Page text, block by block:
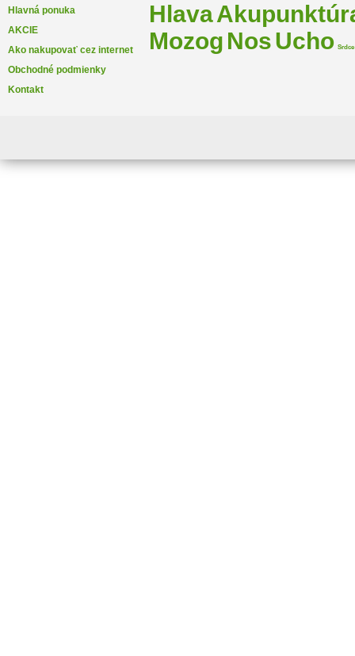
Hlavná ponuka
AKCIE
Ako nakupovať cez internet
Obchodné podmienky
Kontakt
Hlava
Mozog NosUcho Srdce